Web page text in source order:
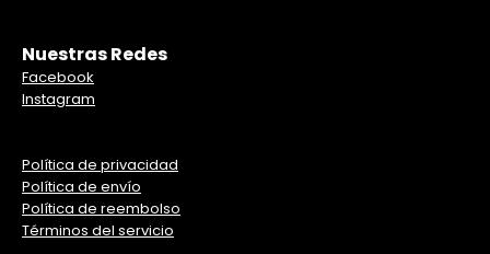
Nuestras Redes
Facebook
Instagram
Política de privacidad
Política de envío
Política de reembolso
Términos del servicio